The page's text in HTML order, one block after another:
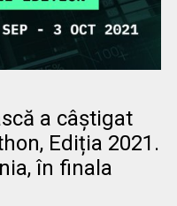
a câștigat
Ediția 2021.
în finala